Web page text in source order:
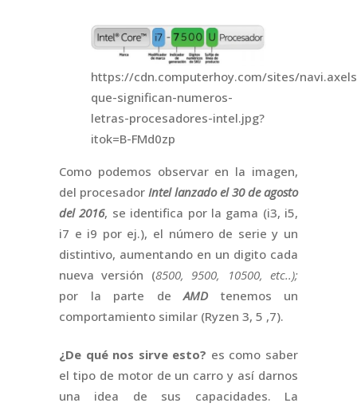
https://cdn.computerhoy.com/sites/
que-significan-numeros-
letras-procesadores-intel.jpg?
itok=B-FMd0zp
Como podemos observar en la imagen,
del procesador Intel lanzado el 30 de agosto
del 2016, se identifica por la gama (i3, i5,
i7 e i9 por ej.), el número de serie y un
distintivo, aumentando en un digito cada
nueva versión (8500, 9500, 10500, etc..);
por la parte deAMD tenemos un
comportamiento similar (Ryzen 3, 5 ,7).
¿De qué nos sirve esto? es como saber
el tipo de motor de un carro y así darnos
una idea de sus capacidades. La